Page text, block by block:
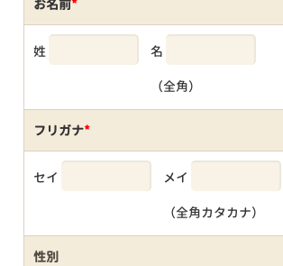
お名前*
姓 名
（全角）
フリガナ*
セイ メイ
（全角カタカナ）
性別